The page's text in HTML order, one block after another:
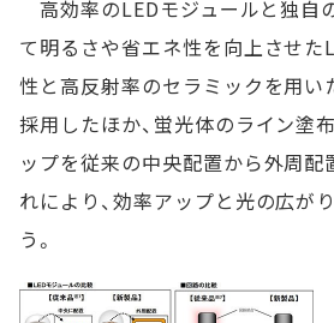
高効率のLEDモジュールと独自
て明るさや省エネ性を向上させた
性と高反射率のセラミックを用い
採用したほか、蛍光体のライン塗
ップを従来の中央配置から外周配
れにより、効率アップと光の広が
う。